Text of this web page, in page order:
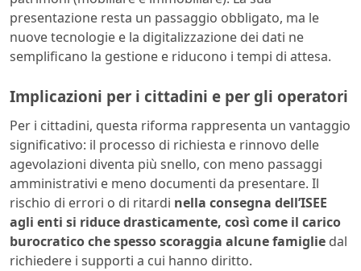
presentazione resta un passaggio obbligato, ma le
nuove tecnologie e la digitalizzazione dei dati ne
semplificano la gestione e riducono i tempi di attesa.
Implicazioni per i cittadini e per gli operatori
Per i cittadini, questa riforma rappresenta un vantaggio
significativo: il processo di richiesta e rinnovo delle
agevolazioni diventa più snello, con meno passaggi
amministrativi e meno documenti da presentare. Il
rischio di errori o di ritardi nella consegna dell’ISEE
agli enti si riduce drasticamente, così come il carico
burocratico che spesso scoraggia alcune famiglie dal
richiedere i supporti a cui hanno diritto.